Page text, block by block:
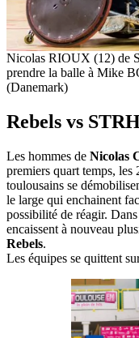
Nicolas RIOUX (12) de
prendre la balle à Mike
(Danemark)
Rebels vs
Les hommes de Nicolas
premiers quart temps,
toulousains se
le large qui enchainent
possibilité de réagir.
encaissent à nouveau
Rebels.
Les équipes se quittent